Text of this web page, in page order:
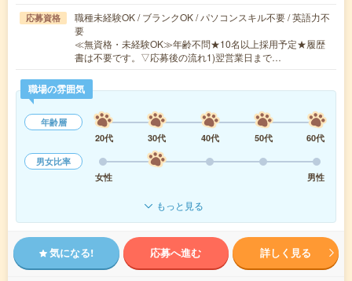
応募資格
職種未経験OK / ブランクOK / パソコンスキル不要 / 英語力不
要
≪無資格・未経験OK≫年齢不問★10名以上採用予定★履歴
書は不要です。▽応募後の流れ1)翌営業日まで…
職場の雰囲気
年齢層
20代
30代 40代 50代
60代
男女比率
女性
男性
もっと見る
気になる! 応募へ進む 詳しく見る